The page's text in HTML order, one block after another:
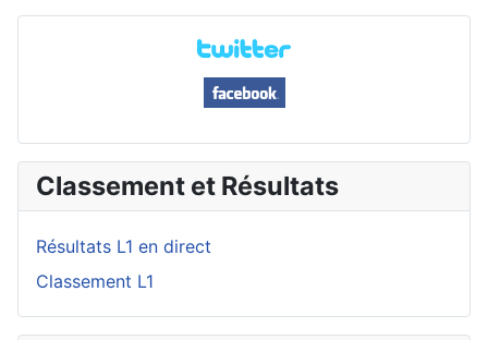
Classement et Résultats
Résultats L1 en direct
Classement L1